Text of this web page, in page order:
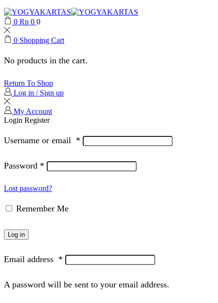
0 Rp 0 0
0 Shopping Cart
No products in the cart.
Return To Shop
Log in / Sign up
My Account
Login Register
Username or email *
Password *
Lost password?
Remember Me
Log in
Email address *
A password will be sent to your email address.